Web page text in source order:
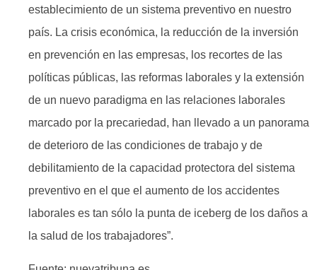
establecimiento de un sistema preventivo en nuestro
país. La crisis económica, la reducción de la inversión
en prevención en las empresas, los recortes de las
políticas públicas, las reformas laborales y la extensión
de un nuevo paradigma en las relaciones laborales
marcado por la precariedad, han llevado a un panorama
de deterioro de las condiciones de trabajo y de
debilitamiento de la capacidad protectora del sistema
preventivo en el que el aumento de los accidentes
laborales es tan sólo la punta de iceberg de los daños a
la salud de los trabajadores”.